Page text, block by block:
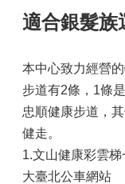
適合銀髮族
本中心致力經營
步道有2條，1條
忠順健康步道，
健走。
1.文山健康彩雲梯
大臺北公車網站